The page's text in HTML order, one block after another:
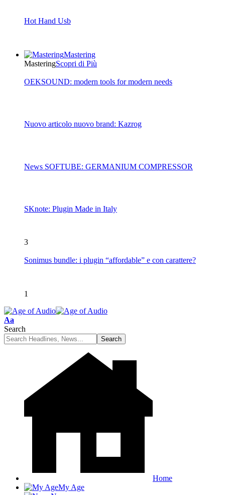
Hot Hand Usb
Mastering
MasteringScopri di Più
OEKSOUND: modern tools for modern needs
Nuovo articolo nuovo brand: Kazrog
News SOFTUBE: GERMANIUM COMPRESSOR
SKnote: Plugin Made in Italy
3
Sonimus bundle: i plugin “affordable” e con carattere?
1
Font
Resizer
Aa
Search
Home
My Age